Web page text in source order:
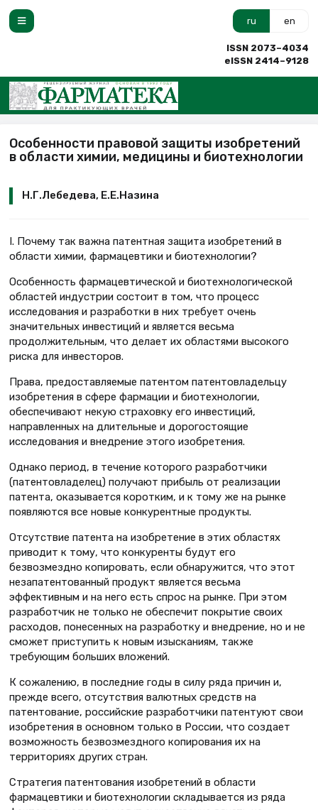
ru en
ISSN 2073–4034
eISSN 2414–9128
Особенности правовой защиты изобретений
в области химии, медицины и биотехнологии
Н.Г.Лебедева, Е.Е.Назина
I. Почему так важна патентная защита изобретений в
области химии, фармацевтики и биотехнологии?
Особенность фармацевтической и биотехнологической
областей индустрии состоит в том, что процесс
исследования и разработки в них требует очень
значительных инвестиций и является весьма
продолжительным, что делает их областями высокого
риска для инвесторов.
Права, предоставляемые патентом патентовладельцу
изобретения в сфере фармации и биотехнологии,
обеспечивают некую страховку его инвестиций,
направленных на длительные и дорогостоящие
исследования и внедрение этого изобретения.
Однако период, в течение которого разработчики
(патентовладелец) получают прибыль от реализации
патента, оказывается коротким, и к тому же на рынке
появляются все новые конкурентные продукты.
Отсутствие патента на изобретение в этих областях
приводит к тому, что конкуренты будут его
безвозмездно копировать, если обнаружится, что этот
незапатентованный продукт является весьма
эффективным и на него есть спрос на рынке. При этом
разработчик не только не обеспечит покрытие своих
расходов, понесенных на разработку и внедрение, но и не
сможет приступить к новым изысканиям, также
требующим больших вложений.
К сожалению, в последние годы в силу ряда причин и,
прежде всего, отсутствия валютных средств на
патентование, российские разработчики патентуют свои
изобретения в основном только в России, что создает
возможность безвозмездного копирования их на
территориях других стран.
Стратегия патентования изобретений в области
фармацевтики и биотехнологии складывается из ряда